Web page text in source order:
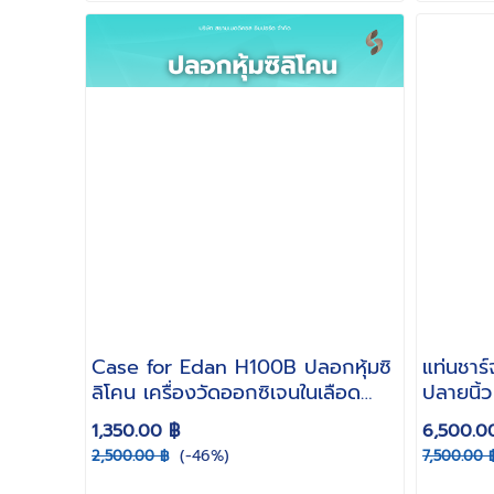
Case for Edan H100B ปลอกหุ้มซิ
ลิโคน เครื่องวัดออกซิเจนในเลือด
ปลายนิ้ว [ คละสี ]
1,350.00 ฿
2,500.00 ฿ (-46%)
แท่นชา
ปลายนิ้
7,500.00